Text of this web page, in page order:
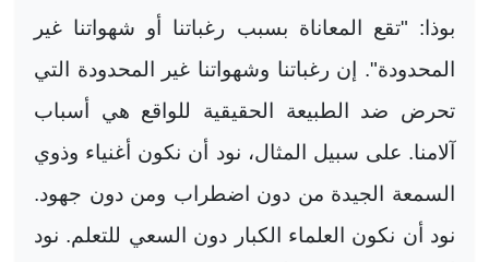
بوذا: "تقع المعاناة بسبب رغباتنا أو شهواتنا غير
المحدودة". إن رغباتنا وشهواتنا غير المحدودة التي
تحرض ضد الطبيعة الحقيقية للواقع هي أسباب
آلامنا. على سبيل المثال، نود أن نكون أغنياء وذوي
السمعة الجيدة من دون اضطراب ومن دون جهود.
نود أن نكون العلماء الكبار دون السعي للتعلم. نود